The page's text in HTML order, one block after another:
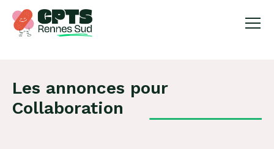
Les annonces pour
Collaboration